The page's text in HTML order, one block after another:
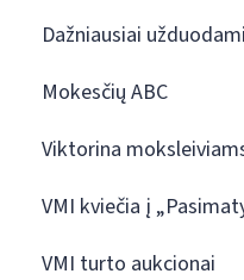
Dažniausiai
Mokesčių ABC
Viktorina
VMI kviečia į
VMI turto aukcionai